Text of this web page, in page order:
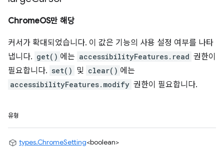
ChromeOS만 해당
커서가 확대되었습니다. 이 값은 기능의 사용 설정 여부를 나타
냅니다. get() 에는 accessibilityFeatures.read 권한이
필요합니다. set() 및 clear() 에는
accessibilityFeatures.modify 권한이 필요합니다.
유형
types.ChromeSetting<boolean>